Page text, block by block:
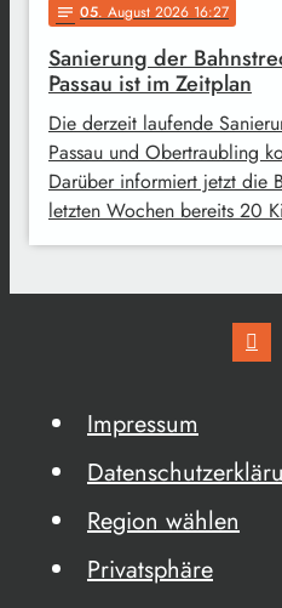
notes 05. August 2026 16:27
Sanierung der
Passau ist im Zeitplan
Die derzeit laufende
Passau und Obertraubling
Darüber informiert jetzt die
letzten Wochen bereits 20
Impressum
Region wählen
Privatsphäre